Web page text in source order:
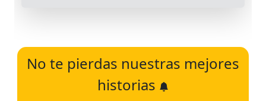
No te pierdas nuestras mejores
historias